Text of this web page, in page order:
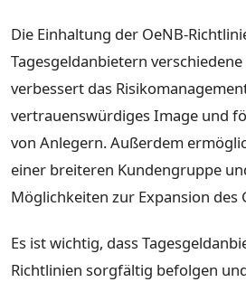
Die Einhaltung der OeNB-
Tagesgeldanbietern verschiedene
verbessert das
vertrauenswürdiges Image und
von Anlegern. Außerdem
einer breiteren Kundengruppe
Möglichkeiten zur Expansion des
Es ist wichtig, dass
Richtlinien sorgfältig befolgen